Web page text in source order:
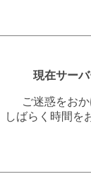
現在サーバ
ご迷惑をお
しばらく時間を